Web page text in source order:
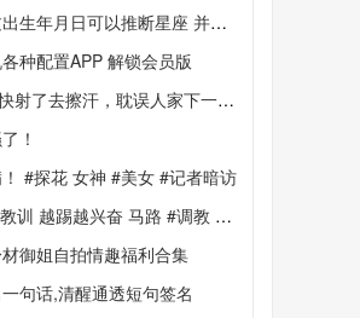
月日可以推断星座 并进行气运分析等等
种配置APP 解锁会员版
了去擦汗，耽误人家下一单生意
！
#探花 女神 #美女 #记者暗访
越踢越兴奋 马路 #调教 这样揍你
御姐自拍情趣福利合集
句话,清醒通透短句签名